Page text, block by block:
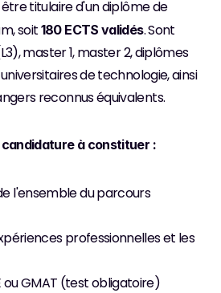
être titulaire d'un diplôme de
soit 180 ECTS validés. Sont
master 1, master 2, diplômes
de technologie, ainsi
reconnus équivalents.
candidature à constituer :
l'ensemble du parcours
professionnelles et les
ou GMAT (test obligatoire)